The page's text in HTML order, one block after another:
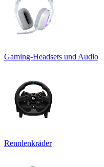
Gaming-Headsets und Audio
Rennlenkräder